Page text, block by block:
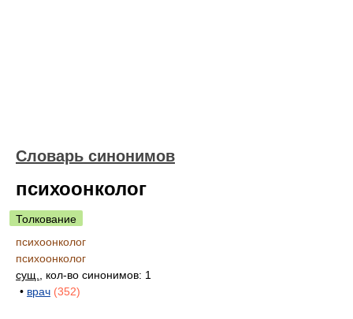
Словарь синонимов
психоонколог
Толкование
психоонколог
психоонколог
сущ.
, кол-во синонимов: 1
• врач (352)